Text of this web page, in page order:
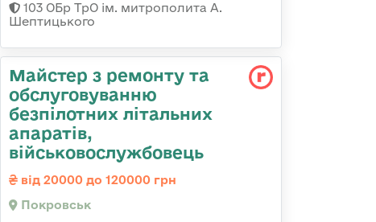
103 ОБр ТрО ім. митрополита А.
Шептицького
Майстер з ремонту та
обслуговуванню
безпілотних літальних
апаратів,
військовослужбовець
від 20000 до 120000 грн
Покровськ